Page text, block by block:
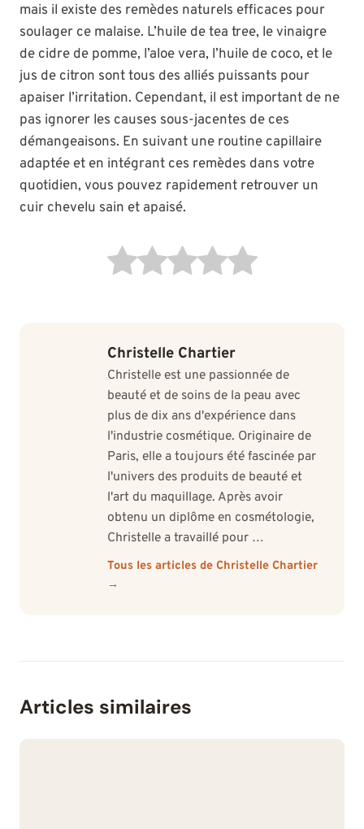
mais il existe des remèdes naturels efficaces pour
soulager ce malaise. L’huile de tea tree, le vinaigre
de cidre de pomme, l’aloe vera, l’huile de coco, et le
jus de citron sont tous des alliés puissants pour
apaiser l’irritation. Cependant, il est important de ne
pas ignorer les causes sous-jacentes de ces
démangeaisons. En suivant une routine capillaire
adaptée et en intégrant ces remèdes dans votre
quotidien, vous pouvez rapidement retrouver un
cuir chevelu sain et apaisé.
Christelle Chartier
Christelle est une passionnée de
beauté et de soins de la peau avec
plus de dix ans d'expérience dans
l'industrie cosmétique. Originaire de
Paris, elle a toujours été fascinée par
l'univers des produits de beauté et
l'art du maquillage. Après avoir
obtenu un diplôme en cosmétologie,
Christelle a travaillé pour …
Tous les articles de Christelle Chartier
→
Articles similaires